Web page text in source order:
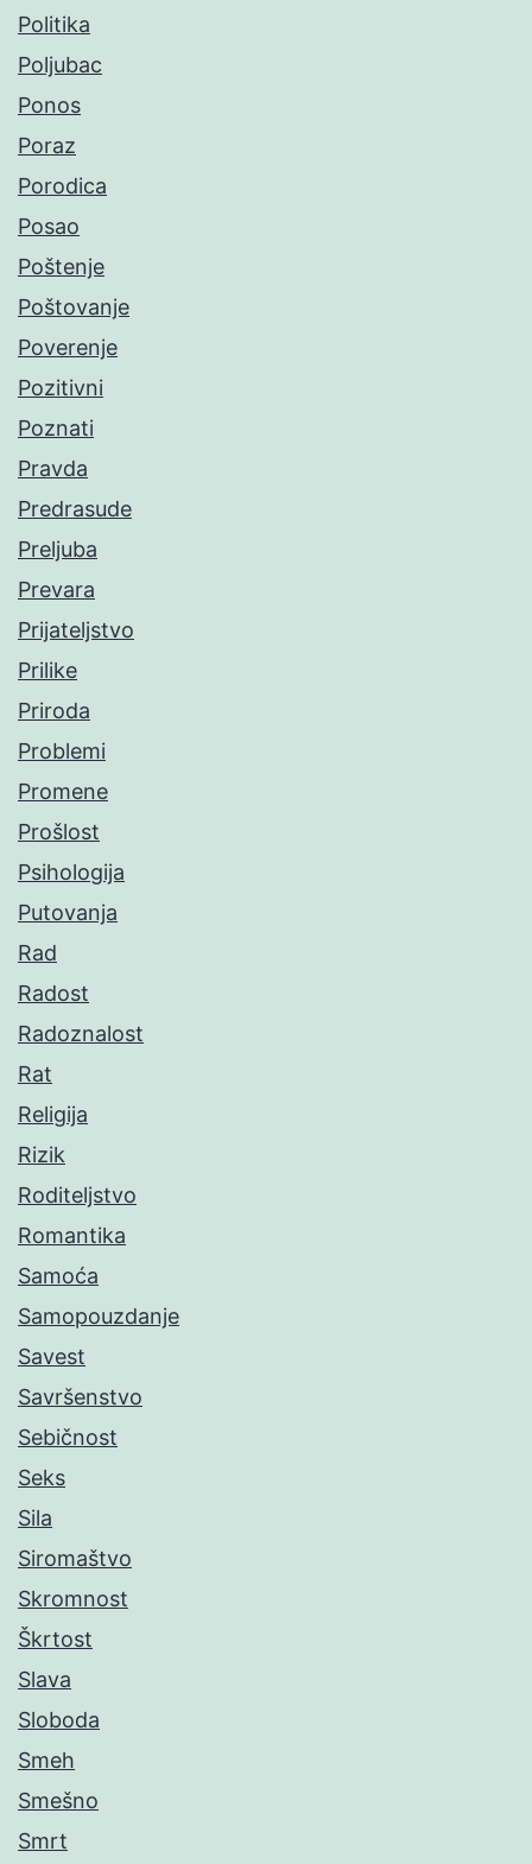
Politika
Poljubac
Ponos
Poraz
Porodica
Posao
Poštenje
Poštovanje
Poverenje
Pozitivni
Poznati
Pravda
Predrasude
Preljuba
Prevara
Prijateljstvo
Prilike
Priroda
Problemi
Promene
Prošlost
Psihologija
Putovanja
Rad
Radost
Radoznalost
Rat
Religija
Rizik
Roditeljstvo
Romantika
Samoća
Samopouzdanje
Savest
Savršenstvo
Sebičnost
Seks
Sila
Siromaštvo
Skromnost
Škrtost
Slava
Sloboda
Smeh
Smešno
Smrt